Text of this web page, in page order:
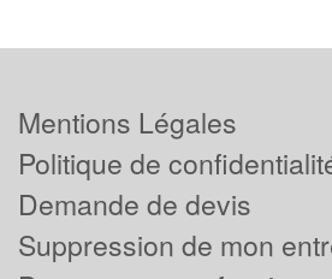
Mentions Légales
Politique de
Demande de devis
Suppression de mon